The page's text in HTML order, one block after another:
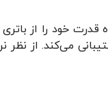
در بخش عقب شاهد قرارگیری چهار سنسور دوربین خواهید بود. این دستگاه قدرت خود را از باتری 4
فناوری شارژ سریع ۶۶ وات هم پشتیبانی می‌کند. از نظر نرم